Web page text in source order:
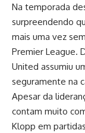
Na temporada
surpreendendo
mais uma vez
Premier League.
United assumiu
seguramente na
Apesar da
contam muito
Klopp em